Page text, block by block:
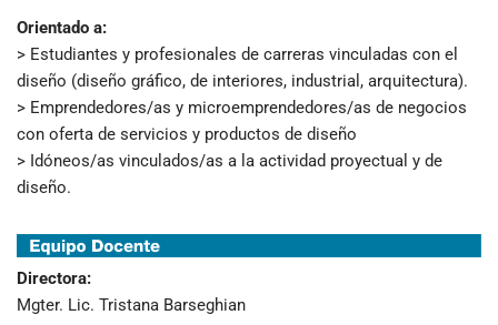
Orientado a:
> Estudiantes y profesionales de carreras vinculadas con el
diseño (diseño gráfico, de interiores, industrial, arquitectura).
> Emprendedores/as y microemprendedores/as de negocios
con oferta de servicios y productos de diseño
> Idóneos/as vinculados/as a la actividad proyectual y de
diseño.
Directora:
Mgter. Lic. Tristana Barseghian